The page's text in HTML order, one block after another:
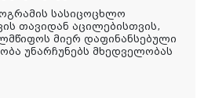
სასიცოცხლო
თავიდან აცილებისთვის,
მიერ დაფინანსებული
უნარჩუნებს მხედველობას